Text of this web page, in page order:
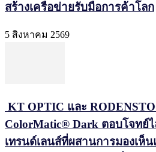
สร้างเครือข่ายรับมือการค้าโลก
5 สิงหาคม 2569
KT OPTIC และ
ColorMatic® Dark ตอบโจทย์
เทรนด์เลนส์ที่ผสานการมองเห็